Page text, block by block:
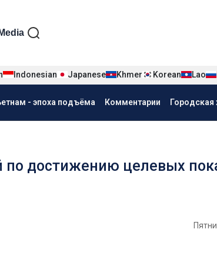
tiếng Nga
Media
Indonesian Japanese Khmer Korean Lao
- эпоха подъёма Комментарии Городская
достижению целевых